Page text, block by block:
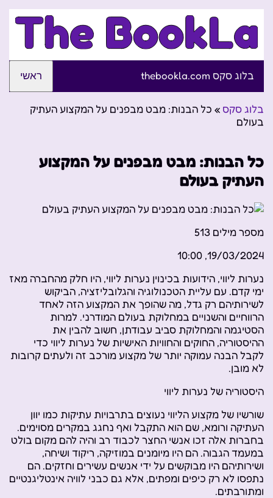
בלוג סקס thebookla.com ראשי
בלוג סקס » כל הבנות: מבט מבפנים על המקצוע העתיק
בעולם
כל הבנות: מבט מבפנים על המקצוע
העתיק בעולם
מספר מילים 513
19/03/2024, 10:00
נערות ליווי, הידועות בכינוין נערות ליווי, היו חלק מהחברה מאז
ימי קדם. עם עליית הטכנולוגיה והגלובליזציה, הביקוש
לשירותיהם רק גדל, מה שהופך את המקצוע הזה לאחד
הרווחיים והשנויים במחלוקת בעולם המודרני. למרות
הסטיגמה והמחלוקת סביב עבודתן, חשוב להבין את
ההיסטוריה, החוקים והחוויות האישיות של נערות ליווי כדי
לקבל הבנה עמוקה יותר של מקצוע מורכב זה ולעתים קרובות
לא מובן.
היסטוריה של נערות ליווי
שורשיו של מקצוע הליווי נעוצים בתרבויות עתיקות כמו יוון
העתיקה ורומא, שם הוא התקבל ואף נחגג במקרים מסוימים.
בחברות אלה זכו אנשי החצר לכבוד רב והיה להם מקום בולט
במעמד הגבוה. הם היו מיומנים במוזיקה, ריקוד ושיחה,
ושירותיהם היו מבוקשים על ידי אנשים עשירים וחזקים. הם
נתפסו לא רק כיפים ומפתים, אלא גם כבני לוויה אינטליגנטיים
ומתורבתים.